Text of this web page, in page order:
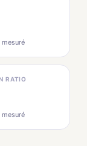
mesuré
RATIO
mesuré